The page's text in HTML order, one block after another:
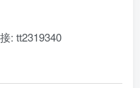
: tt2319340